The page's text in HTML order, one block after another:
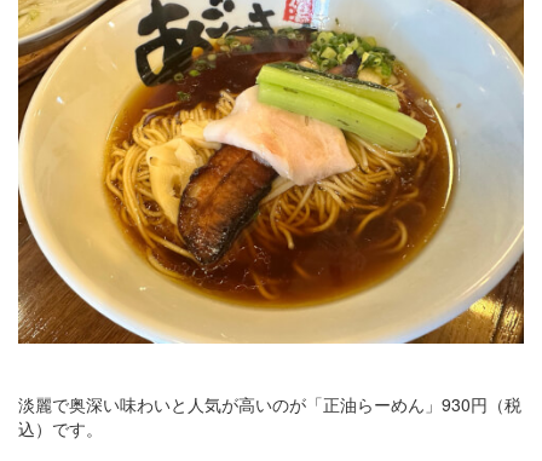
淡麗で奥深い味わいと人気が高いのが「正油らーめん」930円（税
込）です。